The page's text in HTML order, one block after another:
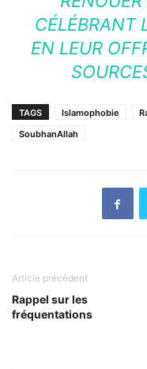
CÉLÉBRANT
EN LEUR
TAGS Islamophobie
SoubhanAllah
Article précédent
Rappel sur les
fréquentations